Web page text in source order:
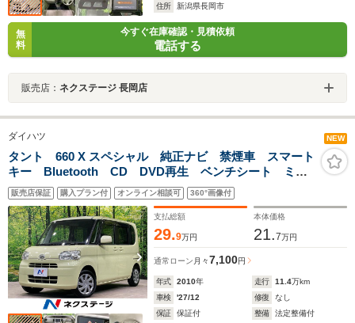
住所
新潟県長岡市
無
料
今すぐ在庫確認・見積依頼
電話する
販売店： ネクステージ 長岡店
ダイハツ NEW
タント 660 X スペシャル 純正ナビ 禁煙車 スマート
キー Bluetooth CD DVD再生 ベンチシート ミュ
ージックサーバー 電動格納ミラー ドアバイザー プ
ライバシーガラス 盗難防止システム
販売店保証 購入プラン付 オンライン相談可 360°画像付
支払総額
29.9万円
本体価格
21.7万円
通常ローン 月々7,100円
年式 2010年 走行 11.4万km
車検
'27/12 修復
なし
保証
保証付 整備
法定整備付